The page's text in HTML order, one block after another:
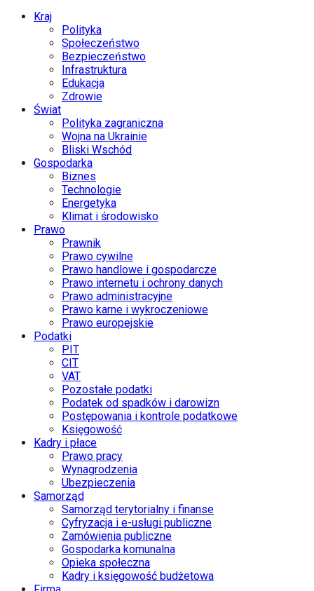
Kraj
Polityka
Społeczeństwo
Bezpieczeństwo
Infrastruktura
Edukacja
Zdrowie
Świat
Polityka zagraniczna
Wojna na Ukrainie
Bliski Wschód
Gospodarka
Biznes
Technologie
Energetyka
Klimat i środowisko
Prawo
Prawnik
Prawo cywilne
Prawo handlowe i gospodarcze
Prawo internetu i ochrony danych
Prawo administracyjne
Prawo karne i wykroczeniowe
Prawo europejskie
Podatki
PIT
CIT
VAT
Pozostałe podatki
Podatek od spadków i darowizn
Postępowania i kontrole podatkowe
Księgowość
Kadry i płace
Prawo pracy
Wynagrodzenia
Ubezpieczenia
Samorząd
Samorząd terytorialny i finanse
Cyfryzacja i e-usługi publiczne
Zamówienia publiczne
Gospodarka komunalna
Opieka społeczna
Kadry i księgowość budżetowa